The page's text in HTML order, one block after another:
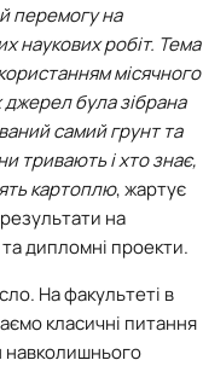
перемогу на
наукових робіт. Тема
місячного
джерел була зібрана
самий грунт та
тривають і хто знає,
картоплю, жартує
на
та дипломні проекти.
На факультеті в
класичні питання
навколишнього